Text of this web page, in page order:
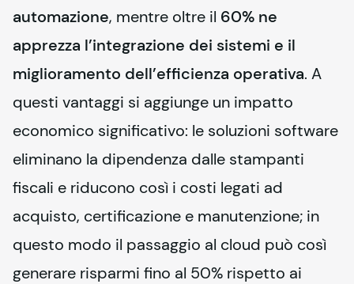
automazione, mentre oltre il 60% ne
apprezza l’integrazione dei sistemi e il
miglioramento dell’efficienza operativa. A
questi vantaggi si aggiunge un impatto
economico significativo: le soluzioni software
eliminano la dipendenza dalle stampanti
fiscali e riducono così i costi legati ad
acquisto, certificazione e manutenzione; in
questo modo il passaggio al cloud può così
generare risparmi fino al 50% rispetto ai